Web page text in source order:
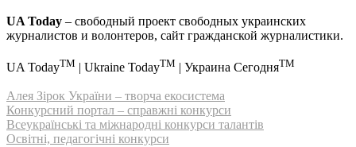
UA Today – свободный проект свободных украинских
журналистов и волонтеров, сайт гражданской журналистики.
UA TodayTM | Ukraine TodayTM | Украина СегодняTM
Алея Зірок України – творча екосистема
Конкурсний портал – справжні конкурси
Всеукраїнські та міжнародні конкурси талантів
Освітні, педагогічні конкурси